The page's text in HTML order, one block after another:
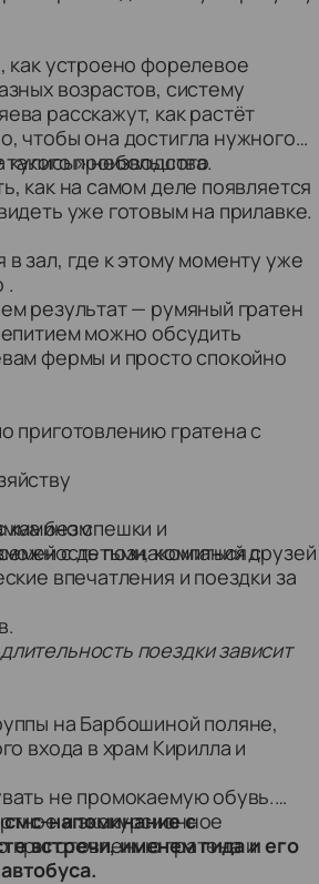
как устроено форелевое
возрастов, систему
расскажут, как растёт
чтобы она достигла нужного
производства.
кулисы» небольшого
как на самом деле появляется
уже готовым на прилавке.
зал, где к этому моменту уже
.
результат — румяный гратен
можно обсудить
фермы и просто спокойно
приготовлению гратена с
камином
познакомиться с
без спешки и
с детьми, компаний друзей
впечатления и поездки за
поездки зависит
на Барбошиной поляне,
входа в храм Кирилла и
не промокаемую обувь.
и экскурсионное
приготовлению гратена и
напоминание с
встречи, именем гида и его